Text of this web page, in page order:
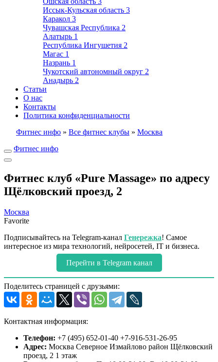
Иссык-Кульская область 3
Каракол 3
Чувашская Республика 2
Алатырь 1
Республика Ингушетия 2
Магас 1
Назрань 1
Чукотский автономный округ 2
Анадырь 2
Статьи
О нас
Контакты
Политика конфиденциальности
Фитнес инфо » Все фитнес клубы » Москва
Фитнес инфо
Фитнес клуб «Pure Massage» по адресу
Щёлковский проезд, 2
Москва
Favorite
Подписывайтесь на Telegram-канал Генережка! Самое
интересное из мира технологий, нейросетей, IT и бизнеса.
Перейти в Telegram канал
Поделитесь страницей с друзьями:
Контактная информация:
Телефон: +7 (495) 652-01-40 +7-916-531-26-95
Адрес: Москва Северное Измайлово район Щёлковский
проезд, 2 1 этаж